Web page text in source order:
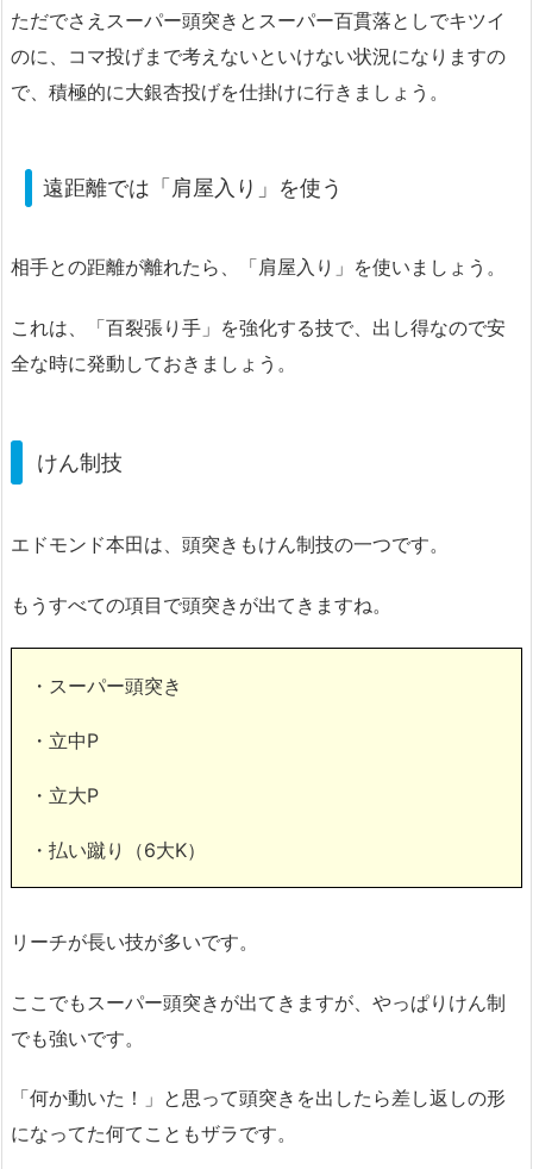
ただでさえスーパー頭突きとスーパー百貫落としでキツイ
のに、コマ投げまで考えないといけない状況になりますの
で、積極的に大銀杏投げを仕掛けに行きましょう。
遠距離では「肩屋入り」を使う
相手との距離が離れたら、「肩屋入り」を使いましょう。
これは、「百裂張り手」を強化する技で、出し得なので安
全な時に発動しておきましょう。
けん制技
エドモンド本田は、頭突きもけん制技の一つです。
もうすべての項目で頭突きが出てきますね。
・スーパー頭突き
・立中P
・立大P
・払い蹴り（6大K）
リーチが長い技が多いです。
ここでもスーパー頭突きが出てきますが、やっぱりけん制
でも強いです。
「何か動いた！」と思って頭突きを出したら差し返しの形
になってた何てこともザラです。